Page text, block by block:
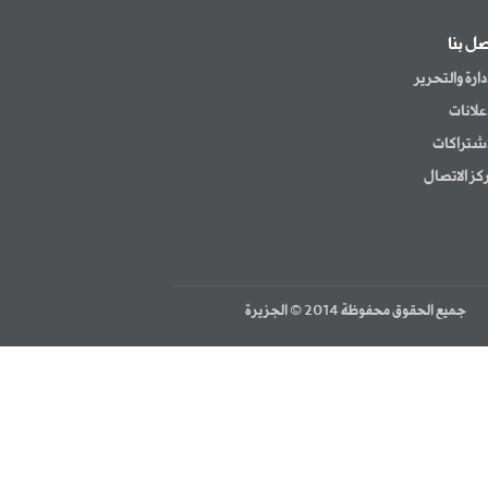
بنا
والتحرير
الاتصال
جميع الحقوق محفوظة 2014 © الجزيرة